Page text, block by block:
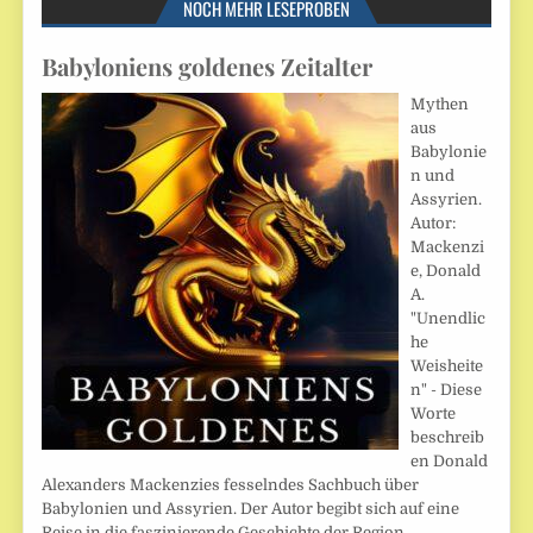
NOCH MEHR LESEPROBEN
Babyloniens goldenes Zeitalter
Mythen
aus
Babylonie
n und
Assyrien.
Autor:
Mackenzi
e, Donald
A.
"Unendlic
he
Weisheite
n" - Diese
Worte
beschreib
en Donald
Alexanders Mackenzies fesselndes Sachbuch über
Babylonien und Assyrien. Der Autor begibt sich auf eine